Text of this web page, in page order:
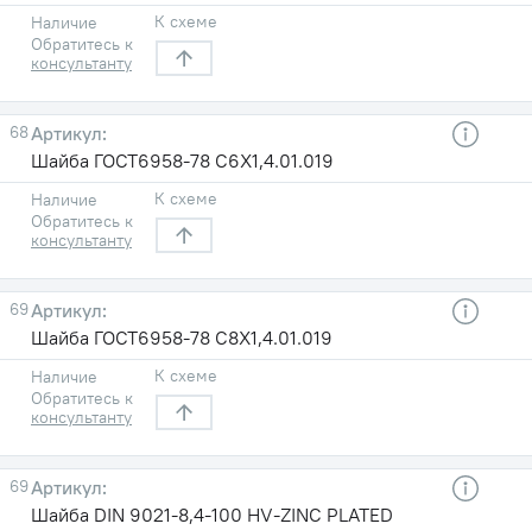
Наличие
Обратитесь к
консультанту
К схеме
68
Шайба ГОСТ6958-78 С6X1,4.01.019
Наличие
Обратитесь к
консультанту
К схеме
69
Шайба ГОСТ6958-78 С8X1,4.01.019
Наличие
Обратитесь к
консультанту
К схеме
69
Шайба DIN 9021-8,4-100 HV-ZINC PLATED